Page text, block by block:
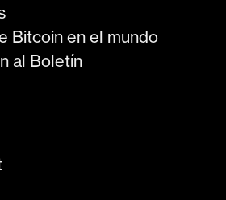
Bitcoin en el mundo
al Boletín